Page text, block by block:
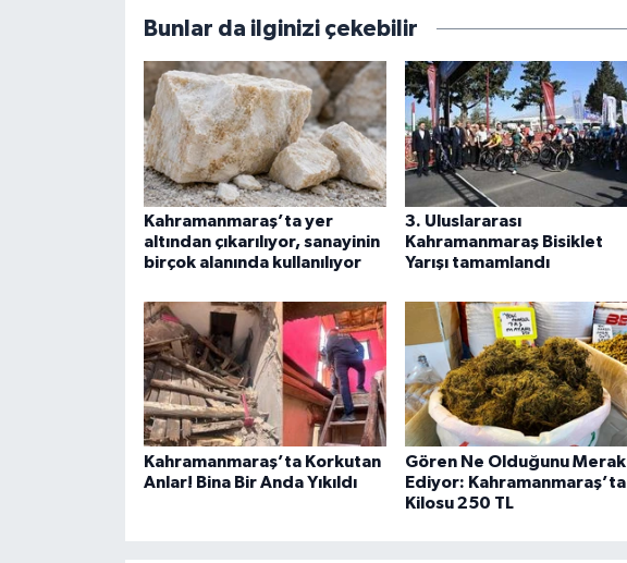
Bunlar da ilginizi çekebilir
Kahramanmaraş’ta yer
altından çıkarılıyor, sanayinin
birçok alanında kullanılıyor
3. Uluslararası
Kahramanmaraş Bisiklet
Yarışı tamamlandı
Kahramanmaraş’ta Korkutan
Anlar! Bina Bir Anda Yıkıldı
Gören Ne Olduğunu Merak
Ediyor: Kahramanmaraş’ta
Kilosu 250 TL